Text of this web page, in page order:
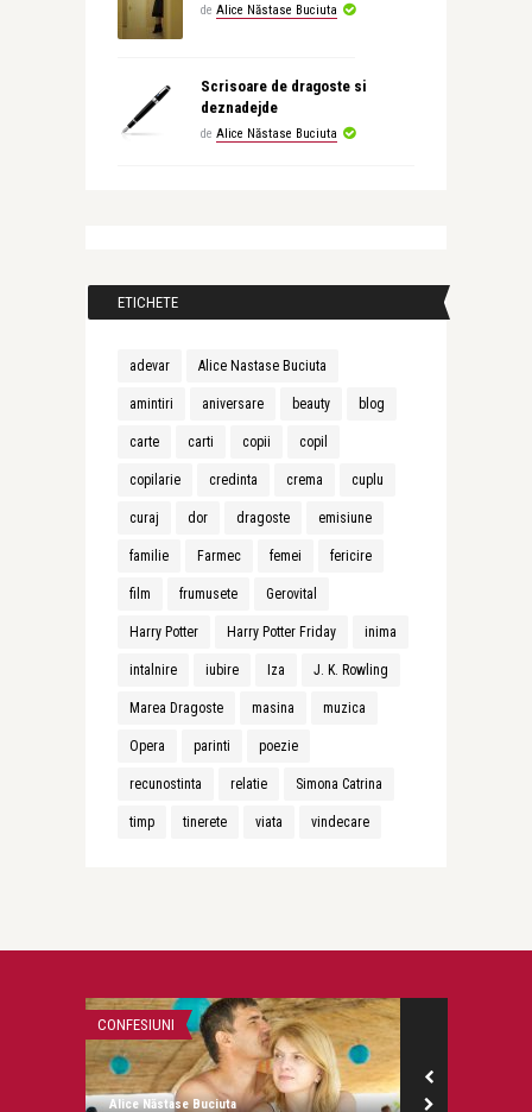
de Alice Năstase Buciuta
Scrisoare de dragoste si
deznadejde
de Alice Năstase Buciuta
ETICHETE
adevar Alice Nastase Buciuta
amintiri aniversare beauty blog
carte carti copii copil
copilarie credinta crema cuplu
curaj dor dragoste emisiune
familie Farmec femei fericire
film frumusete Gerovital
Harry Potter Harry Potter Friday inima
intalnire iubire Iza J. K. Rowling
Marea Dragoste masina muzica
Opera parinti poezie
recunostinta relatie Simona Catrina
timp tinerete viata vindecare
CONFESIUNI
Alice Năstase Buciuta